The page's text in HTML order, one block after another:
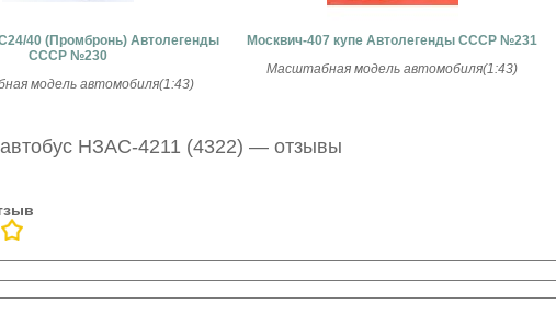
40 (Промбронь) Автолегенды
СССР №230
модель автомобиля(1:43)
Москвич-407 купе Автолегенды СССР №231
Масштабная модель автомобиля(1:43)
НЗАС-4211 (4322) — отзывы